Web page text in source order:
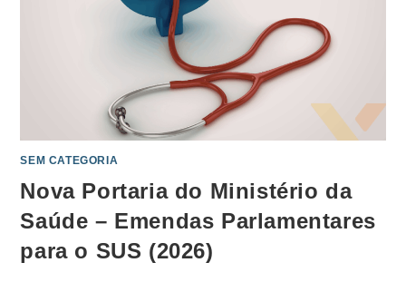
SEM CATEGORIA
Nova Portaria do Ministério da
Saúde – Emendas Parlamentares
para o SUS (2026)